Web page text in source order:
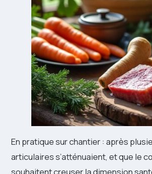
En pratique sur chantier : après
articulaires s’atténuaient, et que le